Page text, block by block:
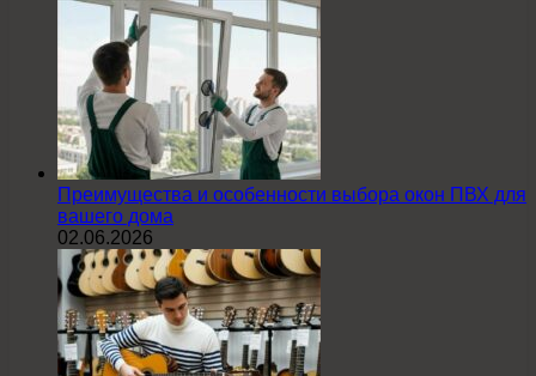
Преимущества и особенности выбора окон ПВХ для
вашего дома
02.06.2026